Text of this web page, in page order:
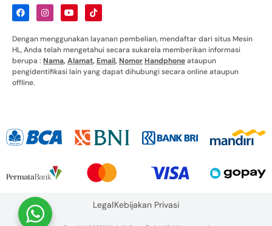
Dengan menggunakan layanan pembelian, mendaftar dari situs Mesin
HL, Anda telah mengetahui secara sukarela memberikan informasi
berupa : Nama,Alamat,Email,NomorHandphoneataupun
pengidentifikasi lain yang dapat dihubungi secara online ataupun
offline.
LegalKebijakan Privasi